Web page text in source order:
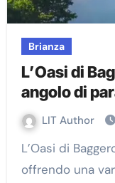
Brianza
L’Oasi di
angolo di
LIT Author
L’Oasi di Baggero si estende per diversi ettari,
offrendo una